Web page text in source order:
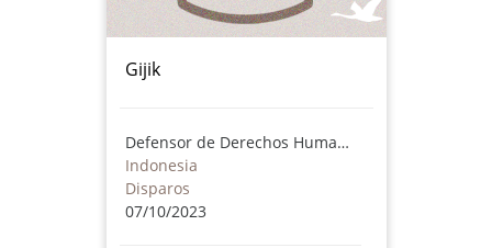
Gijik
Defensor de Derechos Humanos
Indonesia
Disparos
07/10/2023